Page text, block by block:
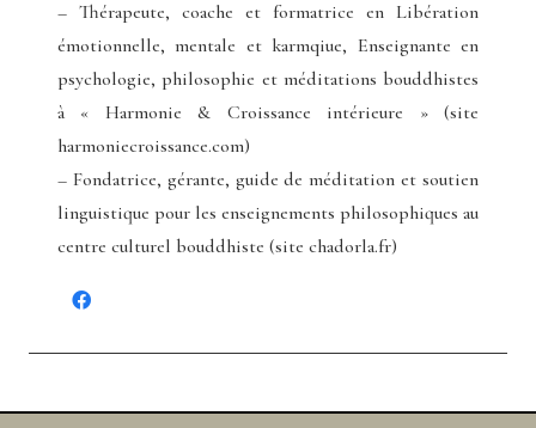
– Thérapeute, coache et formatrice en Libération
émotionnelle, mentale et karmqiue, Enseignante en
psychologie, philosophie et méditations bouddhistes
à « Harmonie & Croissance intérieure » (site
harmoniecroissance.com)
– Fondatrice, gérante, guide de méditation et soutien
linguistique pour les enseignements philosophiques au
centre culturel bouddhiste (site chadorla.fr)